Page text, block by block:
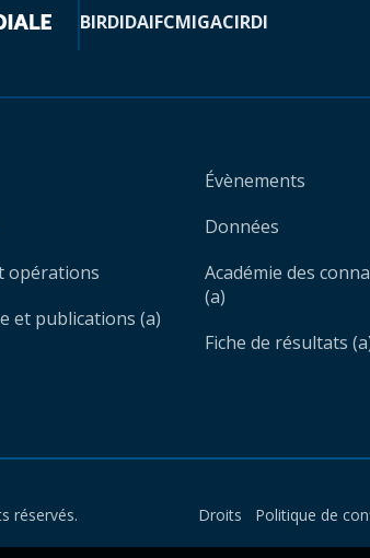
BIRDIDAIFCMIGACIRDI
opérations
et publications (a)
Évènements
Données
Académie des
(a)
Fiche de résultats
réservés. Droits Politique de